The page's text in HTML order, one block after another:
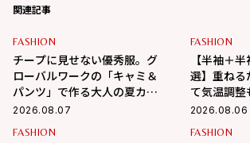
関連記事
FASHION
チープに見せない優秀服。グ
ローバルワークの「キャミ＆
パンツ」で作る大人の夏カジ
ュアル
2026.08.07
FASHION
【半袖＋
選】重ねる
て気温調整
2026.08.06
FASHION
FASHION